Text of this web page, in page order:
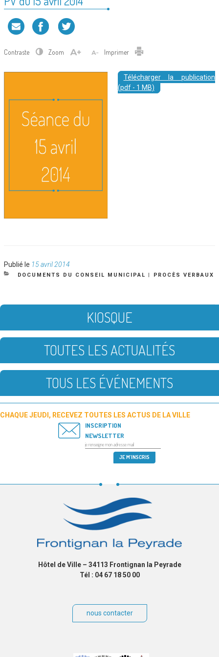
Contraste Zoom Imprimer
Télécharger la publication
(pdf - 1 MB)
Publié le Publié
le
15 avril 2014
CATÉGORIES
DOCUMENTS DU CONSEIL MUNICIPAL PROCÈS VERBAUX
KIOSQUE
TOUTES LES ACTUALITÉS
TOUS LES ÉVÉNEMENTS
CHAQUE JEUDI, RECEVEZ TOUTES LES ACTUS DE LA VILLE
INSCRIPTION
NEWSLETTER
Hôtel de Ville – 34113 Frontignan la Peyrade
Tél : 04 67 18 50 00
nous contacter